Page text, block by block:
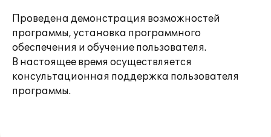
Проведена демонстрация возможностей
программы, установка программного
обеспечения и обучение пользователя.
В настоящее время осуществляется
консультационная поддержка пользователя
программы.